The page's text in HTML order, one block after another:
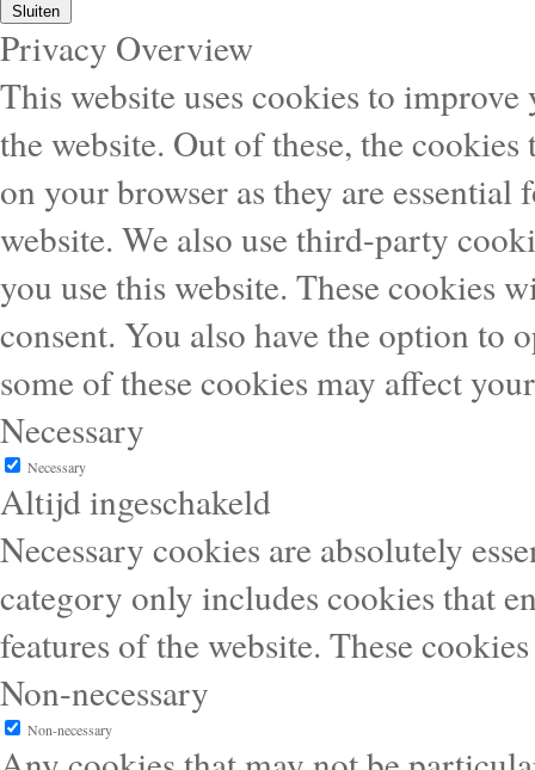
Sluiten
Privacy Overview
This website uses cookies to
the website. Out of these, the cookies
on your browser as they are
website. We also use third-party
you use this website. These cookies
consent. You also have the option
some of these cookies may affect
Necessary
Necessary
Altijd ingeschakeld
Necessary cookies are absolutely
category only includes cookies that
features of the website. These
Non-necessary
Non-necessary